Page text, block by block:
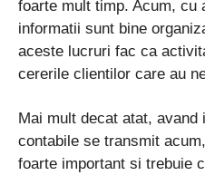
foarte mult timp. Acum, cu
informatii sunt bine
aceste lucruri fac ca
cererile clientilor care au
Mai mult decat atat, avand
contabile se transmit
foarte important si trebuie